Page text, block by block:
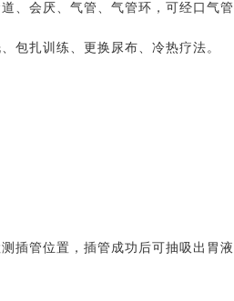
、会厌、气管、气管环，可经口气管
包扎训练、更换尿布、冷热疗法。
插管位置，插管成功后可抽吸出胃液